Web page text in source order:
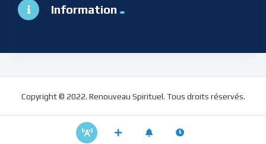
Information
Copyright © 2022. Renouveau Spirituel. Tous droits réservés.